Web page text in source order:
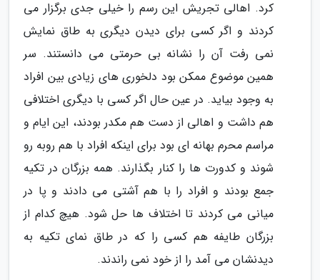
کرد. اهالی تجریش این رسم را خیلی جدی برگزار می
کردند و اگر کسی برای دیدن دیگری به طاق نمایش
نمی رفت آن را نشانه بی حرمتی می دانستند. سر
همین موضوع ممکن بود دلخوری های زیادی بین افراد
به وجود بیاید. در عین حال اگر کسی با دیگری اختلافی
هم داشت و اهالی از دست هم مکدر بودند، این ایام و
مراسم محرم بهانه ای بود برای اینکه افراد با هم روبه رو
شوند و کدورت ها را کنار بگذارند. همه بزرگان در تکیه
جمع بودند و افراد را با هم آشتی می دادند و پا در
میانی می کردند تا اختلاف ها حل شود. هیچ کدام از
بزرگان طایفه هم کسی را که در طاق نمای تکیه به
دیدنشان می آمد را از خود نمی راندند.